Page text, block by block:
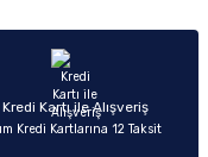
Kredi Kartı ile Alışveriş
Kredi Kartlarına 12 Taksit